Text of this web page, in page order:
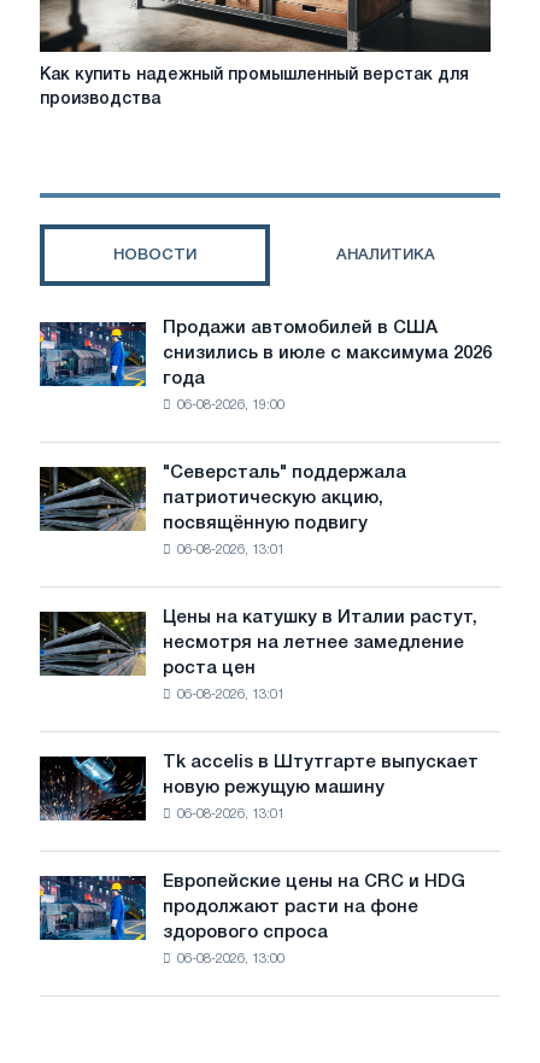
Как
для
Как купить надежный промышленный верстак для
производства
НОВОСТИ АНАЛИТИКА
Продажи
автомобилей
в
июле
с
года
Продажи автомобилей в США
снизились в июле с максимума 2026
года
06-08-2026, 19:00
"Северсталь"
поддержала
патриотическую
советской
авиации
Великой
Отечественной
войны
"Северсталь" поддержала
патриотическую акцию,
посвящённую подвигу
06-08-2026, 13:01
Цены
на
катушку
несмотря
на
замедление
роста
цен
Цены на катушку в Италии растут,
несмотря на летнее замедление
роста цен
06-08-2026, 13:01
Tk
accelis
в
новую
режущую
Tk accelis в Штутгарте выпускает
новую режущую машину
06-08-2026, 13:01
Европейские
цены
на
Европейские цены на CRC и HDG
продолжают расти на фоне
здорового спроса
06-08-2026, 13:00